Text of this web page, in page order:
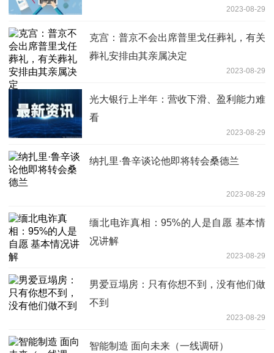
2023-08-29
克宫：普京不会出席普里戈任葬礼，有关
葬礼安排由其亲属决定
2023-08-29
光大银行上半年：营收下滑、盈利能力难
看
2023-08-29
纳扎里·鲁辛谈论他即将转会桑德兰
2023-08-29
缅北电诈真相：95%的人是自愿 基本情
况讲解
2023-08-29
男爱豆塌房：只有你想不到，没有他们做
不到
2023-08-29
智能制造 面向未来（一线调研）